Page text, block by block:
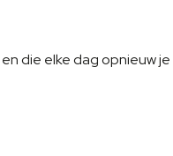
die elke dag opnieuw je